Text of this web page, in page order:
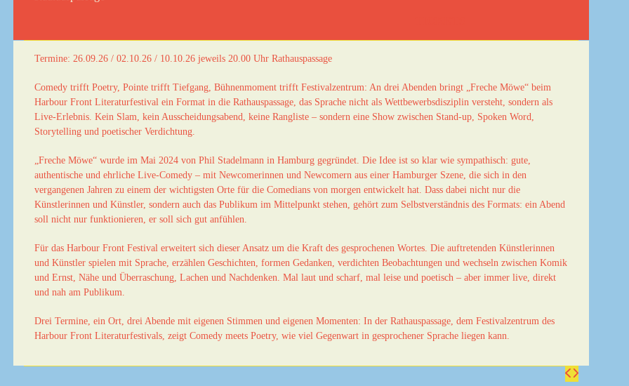
Termine: 26.09.26 / 02.10.26 / 10.10.26 jeweils 20.00 Uhr Rathauspassage
Comedy trifft Poetry, Pointe trifft Tiefgang, Bühnenmoment trifft Festivalzentrum: An drei Abenden bringt „Freche Möwe“ beim
Harbour Front Literaturfestival ein Format in die Rathauspassage, das Sprache nicht als Wettbewerbsdisziplin versteht, sondern als
Live-Erlebnis. Kein Slam, kein Ausscheidungsabend, keine Rangliste – sondern eine Show zwischen Stand-up, Spoken Word,
Storytelling und poetischer Verdichtung.
„Freche Möwe“ wurde im Mai 2024 von Phil Stadelmann in Hamburg gegründet. Die Idee ist so klar wie sympathisch: gute,
authentische und ehrliche Live-Comedy – mit Newcomerinnen und Newcomern aus einer Hamburger Szene, die sich in den
vergangenen Jahren zu einem der wichtigsten Orte für die Comedians von morgen entwickelt hat. Dass dabei nicht nur die
Künstlerinnen und Künstler, sondern auch das Publikum im Mittelpunkt stehen, gehört zum Selbstverständnis des Formats: ein Abend
soll nicht nur funktionieren, er soll sich gut anfühlen.
Für das Harbour Front Festival erweitert sich dieser Ansatz um die Kraft des gesprochenen Wortes. Die auftretenden Künstlerinnen
und Künstler spielen mit Sprache, erzählen Geschichten, formen Gedanken, verdichten Beobachtungen und wechseln zwischen Komik
und Ernst, Nähe und Überraschung, Lachen und Nachdenken. Mal laut und scharf, mal leise und poetisch – aber immer live, direkt
und nah am Publikum.
Drei Termine, ein Ort, drei Abende mit eigenen Stimmen und eigenen Momenten: In der Rathauspassage, dem Festivalzentrum des
Harbour Front Literaturfestivals, zeigt Comedy meets Poetry, wie viel Gegenwart in gesprochener Sprache liegen kann.